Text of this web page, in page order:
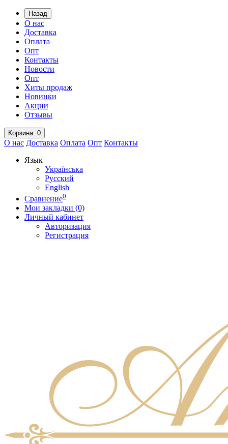
Назад
О нас
Доставка
Оплата
Опт
Контакты
Новости
Опт
Хиты продаж
Новинки
Акции
Отзывы
Корзина: 0
О нас Доставка Оплата Опт Контакты
Язык
Українська
Русский
English
Сравнение0
Мои закладки (0)
Личный кабинет
Авторизация
Регистрация